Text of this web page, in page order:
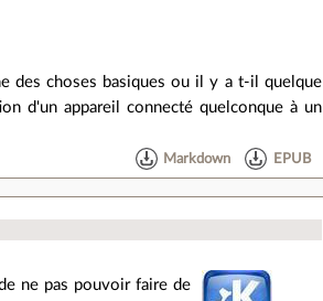
des choses basiques ou il y a t-il quelque
d'un appareil connecté quelconque à un
Markdown EPUB
ne pas pouvoir faire de